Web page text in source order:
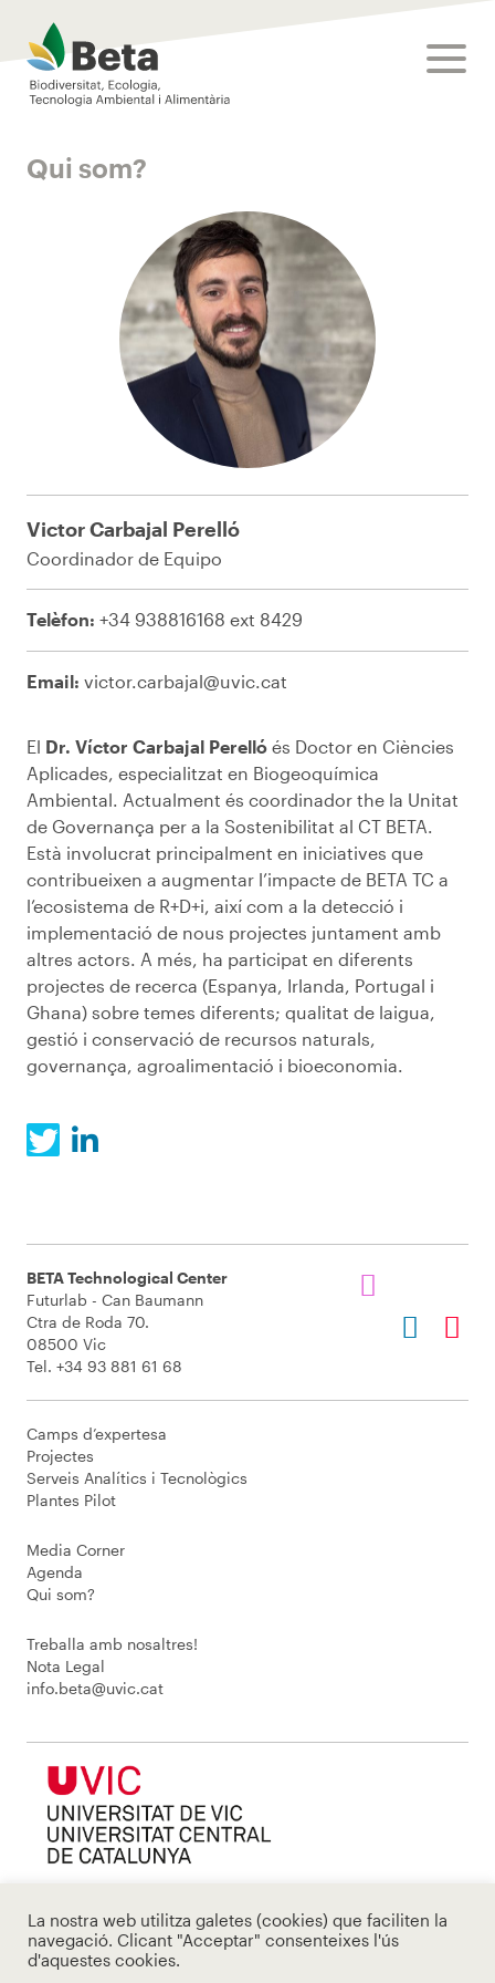
Beta Tech Center
Qui som?
Victor Carbajal Perelló
Coordinador de Equipo
Telèfon: +34 938816168 ext 8429
Email: victor.carbajal@uvic.cat
El Dr. Víctor Carbajal Perelló és Doctor en Ciències
Aplicades, especialitzat en Biogeoquímica
Ambiental. Actualment és coordinador the la Unitat
de Governança per a la Sostenibilitat al CT BETA.
Està involucrat principalment en iniciatives que
contribueixen a augmentar l’impacte de BETA TC a
l’ecosistema de R+D+i, així com a la detecció i
implementació de nous projectes juntament amb
altres actors. A més, ha participat en diferents
projectes de recerca (Espanya, Irlanda, Portugal i
Ghana) sobre temes diferents; qualitat de laigua,
gestió i conservació de recursos naturals,
governança, agroalimentació i bioeconomia.
BETA Technological Center
Futurlab - Can Baumann
Ctra de Roda 70.
08500 Vic
Tel. +34 93 881 61 68
Camps d’expertesa
Projectes
Serveis Analítics i Tecnològics
Plantes Pilot
Media Corner
Agenda
Qui som?
Treballa amb nosaltres!
Nota Legal
info.beta@uvic.cat
La nostra web utilitza galetes (cookies) que faciliten la
navegació. Clicant "Acceptar" consenteixes l'ús
d'aquestes cookies.